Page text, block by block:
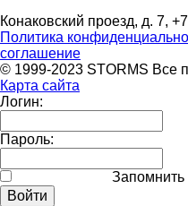
Конаковский проезд, д. 7,
Политика
соглашение
© 1999-2023 STORMS Все
Карта сайта
Логин:
Пароль:
Запомнить